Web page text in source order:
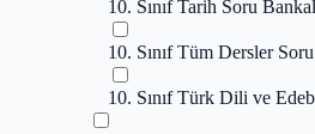
10. Sınıf Tarih Soru
10. Sınıf Tüm Dersler
10. Sınıf Türk Dili ve